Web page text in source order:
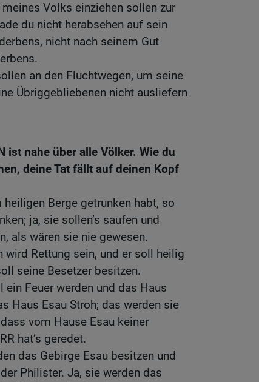
Volks einziehen sollen zur
du nicht herabsehen auf sein
nicht nach seinem Gut
an den Fluchtwegen, um seine
Übriggebliebenen nicht ausliefern
ist nahe über alle Völker. Wie du
deine Tat fällt auf deinen Kopf
Berge getrunken habt, so
ja, sie sollen’s saufen und
als wären sie nie gewesen.
wird Rettung sein, und er soll heilig
seine Besetzer besitzen.
Feuer werden und das Haus
Haus Esau Stroh; das werden sie
vom Hause Esau keiner
hat’s geredet.
das Gebirge Esau besitzen und
Philister. Ja, sie werden das